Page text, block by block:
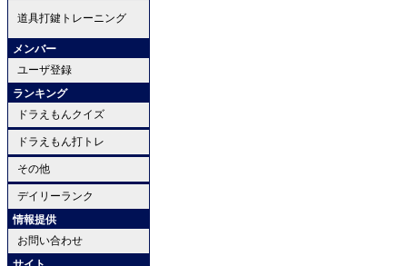
道具打鍵トレーニング
メンバー
ユーザ登録
ランキング
ドラえもんクイズ
ドラえもん打トレ
その他
デイリーランク
情報提供
お問い合わせ